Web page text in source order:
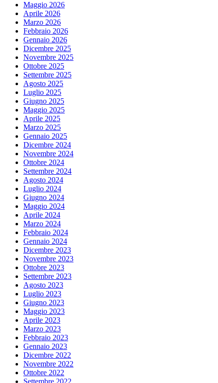
Maggio 2026
Aprile 2026
Marzo 2026
Febbraio 2026
Gennaio 2026
Dicembre 2025
Novembre 2025
Ottobre 2025
Settembre 2025
Agosto 2025
Luglio 2025
Giugno 2025
Maggio 2025
Aprile 2025
Marzo 2025
Gennaio 2025
Dicembre 2024
Novembre 2024
Ottobre 2024
Settembre 2024
Agosto 2024
Luglio 2024
Giugno 2024
Maggio 2024
Aprile 2024
Marzo 2024
Febbraio 2024
Gennaio 2024
Dicembre 2023
Novembre 2023
Ottobre 2023
Settembre 2023
Agosto 2023
Luglio 2023
Giugno 2023
Maggio 2023
Aprile 2023
Marzo 2023
Febbraio 2023
Gennaio 2023
Dicembre 2022
Novembre 2022
Ottobre 2022